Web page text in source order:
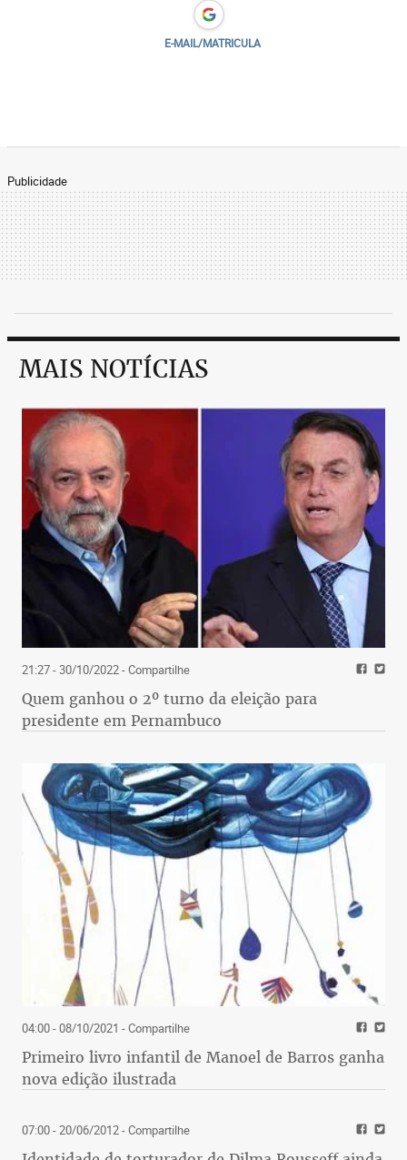
E-MAIL/MATRICULA
Publicidade
MAIS NOTÍCIAS
21:27 - 30/10/2022- Compartilhe
Quem ganhou o 2º turno da eleição para
presidente em Pernambuco
04:00 - 08/10/2021 - Compartilhe
Primeiro livro infantil de Manoel de Barros ganha
nova edição ilustrada
07:00 - 20/06/2012- Compartilhe